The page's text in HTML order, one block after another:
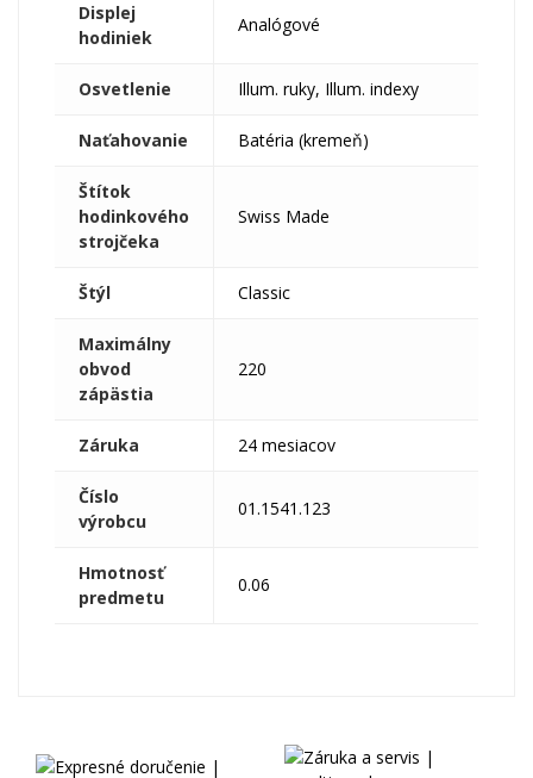
Displej
hodiniek
Analógové
Osvetlenie Illum. ruky, Illum. indexy
Naťahovanie Batéria (kremeň)
Štítok
hodinkového
strojčeka
Swiss Made
Štýl Classic
Maximálny
obvod
zápästia
220
Záruka 24 mesiacov
Číslo
výrobcu
01.1541.123
Hmotnosť
predmetu
0.06